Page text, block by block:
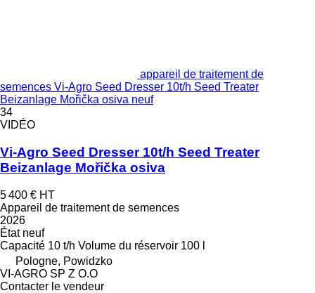
appareil de traitement de
semences Vi-Agro Seed Dresser 10t/h Seed Treater
Beizanlage Mořička osiva neuf
34
VIDÉO
Vi-Agro Seed Dresser 10t/h Seed Treater
Beizanlage Mořička osiva
5 400 € HT
Appareil de traitement de semences
2026
Étatneuf
Capacité 10 t/h Volume du réservoir 100 l
Pologne, Powidzko
VI-AGRO SP Z O.O
Contacter le vendeur